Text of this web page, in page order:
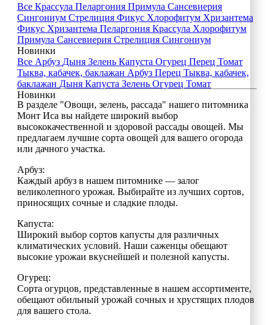
Все Крассула Пеларгония Примула Сансевиерия
Сингониум Стрелиция Фикус Хлорофитум Хризантема
Фикус Хризантема Пеларгония Крассула Хлорофитум
Примула Сансевиерия Стрелиция Сингониум
Новинки
Все Арбуз Дыня Зелень Капуста Огурец Перец Томат
Тыква, кабачек, баклажан Арбуз Перец Тыква, кабачек,
баклажан Дыня Капуста Зелень Огурец Томат
Новинки
В разделе "Овощи, зелень, рассада" нашего питомника
Монт Иса вы найдете широкий выбор
высококачественной и здоровой рассады овощей. Мы
предлагаем лучшие сорта овощей для вашего огорода
или дачного участка.
Арбуз:
Каждый арбуз в нашем питомнике — залог
великолепного урожая. Выбирайте из лучших сортов,
приносящих сочные и сладкие плоды.
Капуста:
Широкий выбор сортов капусты для различных
климатических условий. Наши саженцы обещают
высокие урожаи вкуснейшей и полезной капусты.
Огурец:
Сорта огурцов, представленные в нашем ассортименте,
обещают обильный урожай сочных и хрустящих плодов
для вашего стола.